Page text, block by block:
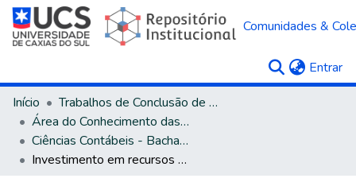
Comunidades &
Entrar
Início
Trabalhos de Conclusão de Curso
Área do Conhecimento das Ciências Sociais Aplicadas
Ciências Contábeis - Bacharelado
Investimento em recursos humanos : uma estratégia de desenvolvimento, com estudo de caso em uma indústria de Caxias do Sul